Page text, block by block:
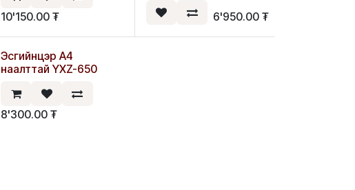
10'150.00 ₮ 6'950.00₮
Эсгийнцэр А4
наалттай YXZ-650
8'300.00 ₮